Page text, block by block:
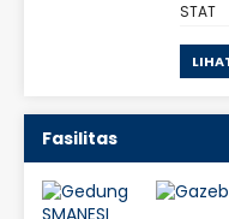
STAT
Fasilitas